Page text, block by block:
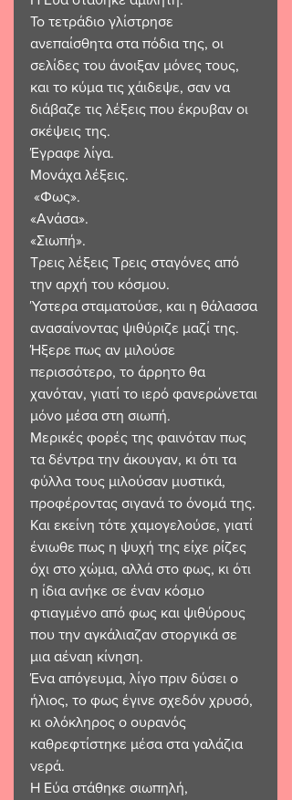
Το τετράδιο γλίστρησε
ανεπαίσθητα στα πόδια της, οι
σελίδες του άνοιξαν μόνες τους,
και το κύμα τις χάιδεψε, σαν να
διάβαζε τις λέξεις που έκρυβαν οι
σκέψεις της.
Έγραφε λίγα.
Μονάχα λέξεις.
«Φως».
«Ανάσα».
«Σιωπή».
Τρεις λέξεις Τρεις σταγόνες από
την αρχή του κόσμου.
Ύστερα σταματούσε, και η θάλασσα
ανασαίνοντας ψιθύριζε μαζί της.
Ήξερε πως αν μιλούσε
περισσότερο, το άρρητο θα
χανόταν, γιατί το ιερό φανερώνεται
μόνο μέσα στη σιωπή.
Μερικές φορές της φαινόταν πως
τα δέντρα την άκουγαν, κι ότι τα
φύλλα τους μιλούσαν μυστικά,
προφέροντας σιγανά το όνομά της.
Και εκείνη τότε χαμογελούσε, γιατί
ένιωθε πως η ψυχή της είχε ρίζες
όχι στο χώμα, αλλά στο φως, κι ότι
η ίδια ανήκε σε έναν κόσμο
φτιαγμένο από φως και ψιθύρους
που την αγκάλιαζαν στοργικά σε
μια αέναη κίνηση.
Ένα απόγευμα, λίγο πριν δύσει ο
ήλιος, το φως έγινε σχεδόν χρυσό,
κι ολόκληρος ο ουρανός
καθρεφτίστηκε μέσα στα γαλάζια
νερά.
Η Εύα στάθηκε σιωπηλή,